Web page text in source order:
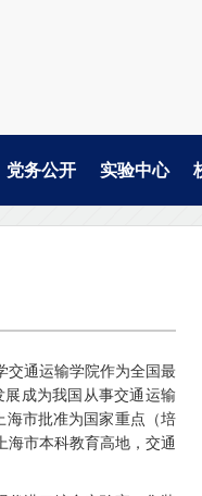
党务公开 实验中心
交通运输学院作为全国最
成为我国从事交通运输
海市批准为国家重点（培
市本科教育高地，交通